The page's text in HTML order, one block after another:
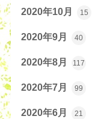
2020年10月 15
2020年9月 40
2020年8月 117
2020年7月 99
2020年6月 21